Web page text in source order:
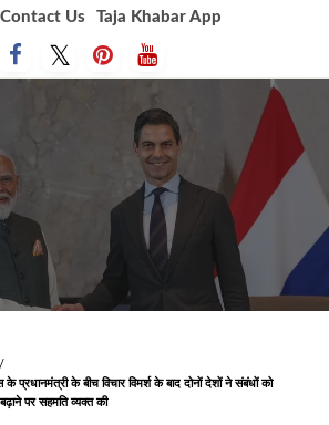
Contact Us Taja Khabar App
प्रधानमंत्री के बीच विचार विमर्श के बाद दोनों देशों ने संबंधों को
पर सहमति व्यक्त की